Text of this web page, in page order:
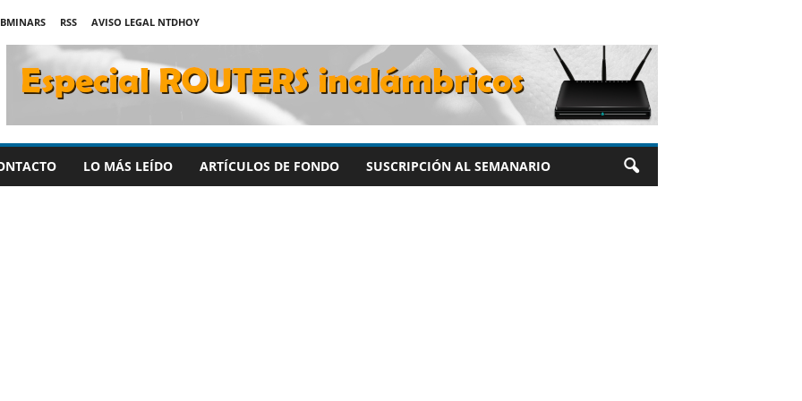
RSS
AVISO LEGAL NTDHOY
LO MÁS LEÍDO ARTÍCULOS DE FONDO SUSCRIPCIÓN AL SEMANARIO